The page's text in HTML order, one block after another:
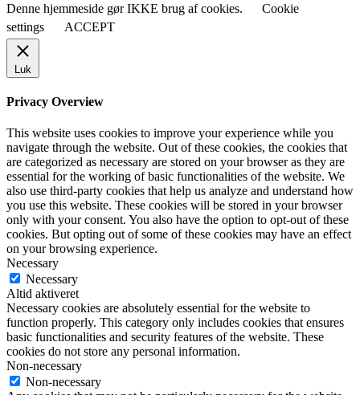
Denne hjemmeside gør IKKE brug af cookies.
Cookie
settings
ACCEPT
Luk
Privacy Overview
This website uses cookies to improve your experience while you
navigate through the website. Out of these cookies, the cookies that
are categorized as necessary are stored on your browser as they are
essential for the working of basic functionalities of the website. We
also use third-party cookies that help us analyze and understand how
you use this website. These cookies will be stored in your browser
only with your consent. You also have the option to opt-out of these
cookies. But opting out of some of these cookies may have an effect
on your browsing experience.
Necessary
Necessary
Altid aktiveret
Necessary cookies are absolutely essential for the website to
function properly. This category only includes cookies that ensures
basic functionalities and security features of the website. These
cookies do not store any personal information.
Non-necessary
Non-necessary